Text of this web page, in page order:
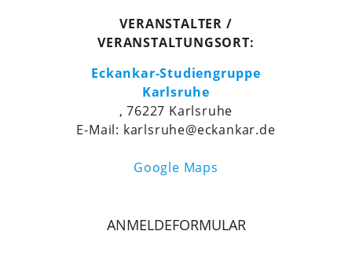
VERANSTALTER /
VERANSTALTUNGSORT:
Eckankar-Studiengruppe
Karlsruhe
, 76227 Karlsruhe
E-Mail: karlsruhe@eckankar.de
Google Maps
ANMELDEFORMULAR